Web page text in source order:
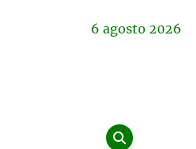
6 agosto 2026